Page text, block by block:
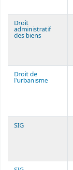
Droit
administratif
des biens
Droit de
l'urbanisme
SIG